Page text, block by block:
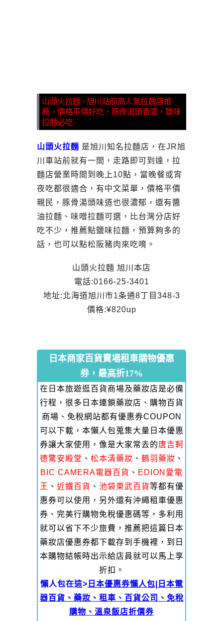
山頭火拉麵 ~旭川站前高人氣拉麵店推
薦，價格平價好吃，豚骨湯頭香濃，鹽味
拉麵必吃
山頭火拉麵 是旭川知名拉麵店，在JR旭
川車站前就有一間，走路即可到達，拉
麵店營業時間到晚上10點，當晚餐或宵
夜吃都很適合，有中文菜單，價格平價
親民，豚骨湯頭味道也很濃郁，還有醬
油拉麵、味噌拉麵可選，比台灣分店好
吃不少，推薦點鹽味拉麵，預算夠多的
話，也可以點松阪豬肉來吃唷。
山頭火拉麵 旭川本店
電話:0166-25-3401
地址:北海道旭川市1条通8丁目348-3
價格:¥820up
日本商家百貨賣場租車購物優惠
券，最高折17%
在日本旅遊逛百貨商場及藥妝店是必備
行程，很多日本連鎖藥妝店、購物百貨
商場、免稅網站都有優惠券COUPON
可以下載，本懶人包蒐集大量日本優惠
券讓大家使用，像是大家常去的唐吉軻
德驚安殿堂 、 松本清藥妝 、 鶴羽藥妝 、
BIC CAMERA電器百貨 、 EDION愛電
王 、 近鐵百貨 、 池袋東武百貨等都有優
惠券可以使用，另外還有沖繩租車優惠
券、完美行購物免稅優惠碼等，多利用
就可以省下不少旅費，推薦把這篇日本
藥妝店優惠券都下載存到手機裡，到日
本購物結帳時出示給店員就可以馬上享
折扣。
懶人包在這> 日本優惠券懶人包|日本電
器百貨、藥妝、租車、百貨公司、免稅
購物、溫泉飯店折價券